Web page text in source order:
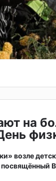
на
возле